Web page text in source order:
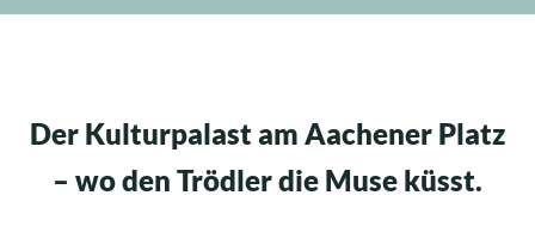
Der Kulturpalast am Aachener Platz
– wo den Trödler die Muse küsst.